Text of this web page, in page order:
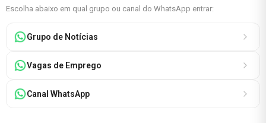
Escolha abaixo em qual grupo ou canal do WhatsApp entrar:
Grupo de Notícias
Vagas de Emprego
Canal WhatsApp